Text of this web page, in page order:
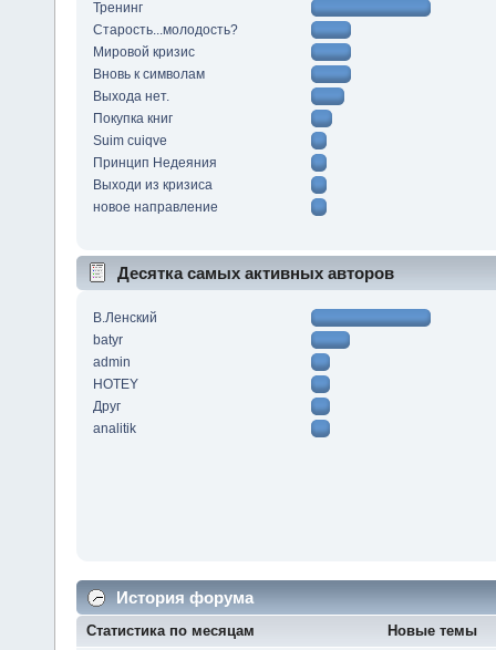
Тренинг
Старость...молодость?
Мировой кризис
Вновь к символам
Выхода нет.
Покупка книг
Suim cuiqve
Принцип Недеяния
Выходи из кризиса
новое направление
Десятка самых активных авторов
В.Ленский
batyr
admin
HOTEY
Друг
analitik
История форума
Статистика по месяцам Новые темы